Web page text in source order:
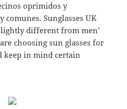
oprimidos y
comunes. Sunglasses UK
different from men’
choosing sun glasses for
keep in mind certain